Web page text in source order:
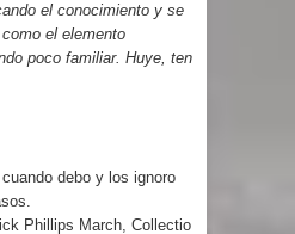
el conocimiento y se
el elemento
poco familiar. Huye, ten
cuando debo y los ignoro
Phillips March, Collectio